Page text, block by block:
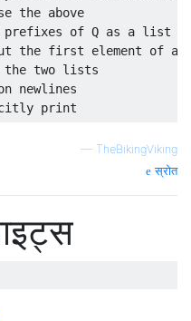
the above
of Q as a list
the first element of
two lists
newlines
— TheBikingViking
स्रोत